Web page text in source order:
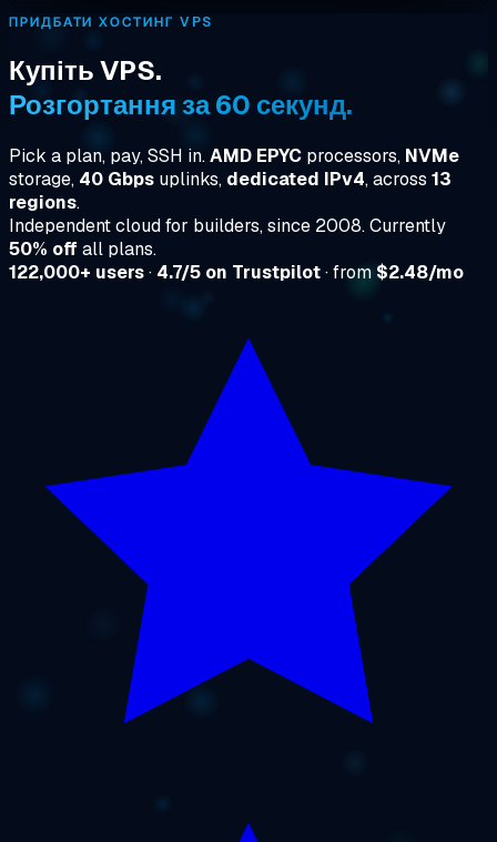
ПРИДБАТИ ХОСТИНГ VPS
Купіть VPS.
Розгортання за 60 секунд.
Pick a plan, pay, SSH in.AMD EPYC processors, NVMe
storage, 40 Gbps uplinks, dedicated IPv4, across 13
regions.
Independent cloud for builders, since 2008. Currently
50% off all plans.
122,000+ users· 4.7/5 on Trustpilot· from $2.48/mo